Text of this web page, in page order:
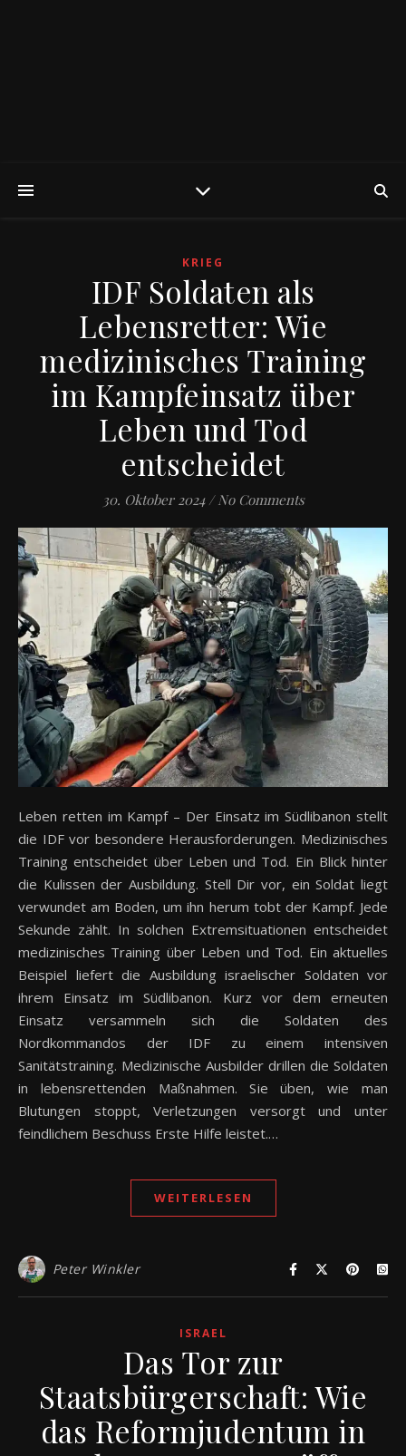
KRIEG
IDF Soldaten als
Lebensretter: Wie
medizinisches Training
im Kampfeinsatz über
Leben und Tod
entscheidet
30. Oktober 2024 / No Comments
Leben retten im Kampf – Der Einsatz im Südlibanon stellt
die IDF vor besondere Herausforderungen. Medizinisches
Training entscheidet über Leben und Tod. Ein Blick hinter
die Kulissen der Ausbildung. Stell Dir vor, ein Soldat liegt
verwundet am Boden, um ihn herum tobt der Kampf. Jede
Sekunde zählt. In solchen Extremsituationen entscheidet
medizinisches Training über Leben und Tod. Ein aktuelles
Beispiel liefert die Ausbildung israelischer Soldaten vor
ihrem Einsatz im Südlibanon. Kurz vor dem erneuten
Einsatz versammeln sich die Soldaten des
Nordkommandos der IDF zu einem intensiven
Sanitätstraining. Medizinische Ausbilder drillen die Soldaten
in lebensrettenden Maßnahmen. Sie üben, wie man
Blutungen stoppt, Verletzungen versorgt und unter
feindlichem Beschuss Erste Hilfe leistet.…
WEITERLESEN
Peter Winkler
ISRAEL
Das Tor zur
Staatsbürgerschaft: Wie
das Reformjudentum in